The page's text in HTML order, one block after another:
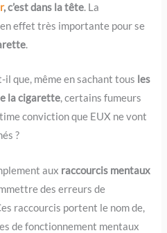
, c’est dans la tête. La
effet très importante pour se
.
il que, même en sachant tous les
la cigarette, certains fumeurs
conviction que EUX ne vont
?
aux raccourcis mentaux
des erreurs de
raccourcis portent le nom de,
de fonctionnement mentaux